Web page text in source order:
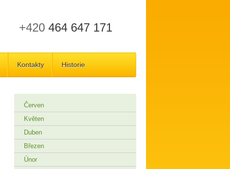
+420 464 647 171
Kontakty Historie
Červen
Květen
Duben
Březen
Únor